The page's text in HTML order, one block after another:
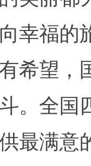
幸福的
希望，
。全国
最满意